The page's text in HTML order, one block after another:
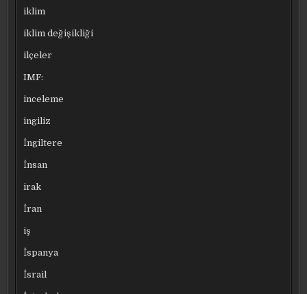
iklim
iklim değişikliği
ilçeler
IMF:
inceleme
ingiliz
İngiltere
İnsan
irak
İran
iş
İspanya
İsrail